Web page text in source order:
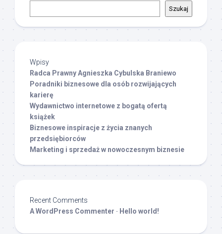
Szukaj
Wpisy
Radca Prawny Agnieszka Cybulska Braniewo
Poradniki biznesowe dla osób rozwijających
karierę
Wydawnictwo internetowe z bogatą ofertą
książek
Biznesowe inspiracje z życia znanych
przedsiębiorców
Marketing i sprzedaż w nowoczesnym biznesie
Recent Comments
A WordPress Commenter - Hello world!